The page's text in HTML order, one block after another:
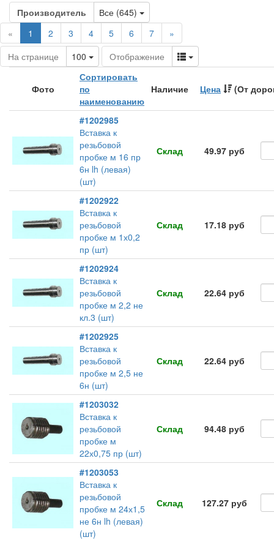
Производитель Все (645) Toggle Dropdown
«
1 (current)
2 3 4 5 6 7
»
На странице
100 Toggle Dropdown
Отображение Toggle Dropdown
Фото
Сортировать
по
наименованию
Наличие Цена (От
#1202985
Вставка к
резьбовой
пробке м 16 пр
6н lh (левая)
(шт)
Склад 49.97 руб
#1202922
Вставка к
резьбовой
пробке м 1х0,2
пр (шт)
Склад 17.18 руб
#1202924
Вставка к
резьбовой
пробке м 2,2 не
кл.3 (шт)
Склад 22.64 руб
#1202925
Вставка к
резьбовой
пробке м 2,5 не
6н (шт)
Склад 22.64 руб
#1203032
Вставка к
резьбовой
пробке м
22х0,75 пр (шт)
Склад 94.48 руб
#1203053
Вставка к
резьбовой
пробке м 24х1,5
не 6н lh (левая)
(шт)
Склад 127.27 руб